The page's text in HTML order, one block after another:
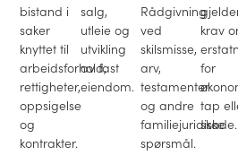
bistand i
saker
knyttet til
arbeidsforhold,
rettigheter,
oppsigelse
og
kontrakter.
salg,
utleie og
utvikling
av fast
eiendom.
Rådgivning
ved
skilsmisse,
arv,
testamenter
og andre
familiejuridiske
spørsmål.
krav
for
tap
skade.